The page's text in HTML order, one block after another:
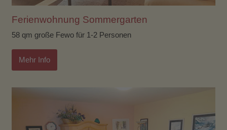
Ferienwohnung Sommergarten
58 qm große Fewo für 1-2 Personen
Mehr Info